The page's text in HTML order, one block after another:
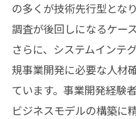
の多くが技術先行型とな
調査が後回しになるケー
さらに、システムインテ
規事業開発に必要な人材
ています。事業開発経験
ビジネスモデルの構築に